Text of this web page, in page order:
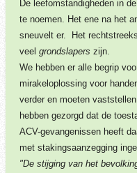
De leefomstandigheden in
te noemen. Het ene na het
sneuvelt er. Het
veel grondslapers zijn.
We hebben er alle begrip
mirakeloplossing voor
verder en moeten
hebben gezorgd dat de
ACV-gevangenissen heeft
met stakingsaanzegging
"De stijging van het